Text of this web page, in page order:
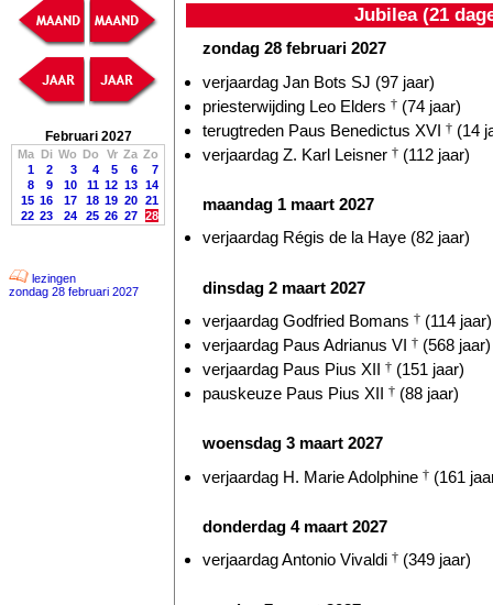
Februari 2027
Ma Di Wo Do Vr Za Zo
1
2 3 4 5 6
7
8
9 10 11 12 13 14
15 16 17 18 19 20 21
22 23 24 25 26 27 28
lezingen
zondag 28 februari 2027
Jubilea (21
zondag 28 februari 2027
verjaardag Jan Bots SJ (97 jaar)
priesterwijding Leo Elders † (74 jaar)
terugtreden Paus Benedictus XVI † (14
verjaardag Z. Karl Leisner † (112 jaar)
maandag 1 maart 2027
verjaardag Régis de la Haye (82 jaar)
dinsdag 2 maart 2027
verjaardag Godfried Bomans † (114 jaar)
verjaardag Paus Adrianus VI † (568 jaar)
verjaardag Paus Pius XII † (151 jaar)
pauskeuze Paus Pius XII † (88 jaar)
woensdag 3 maart 2027
verjaardag H. Marie Adolphine † (161
donderdag 4 maart 2027
verjaardag Antonio Vivaldi † (349 jaar)